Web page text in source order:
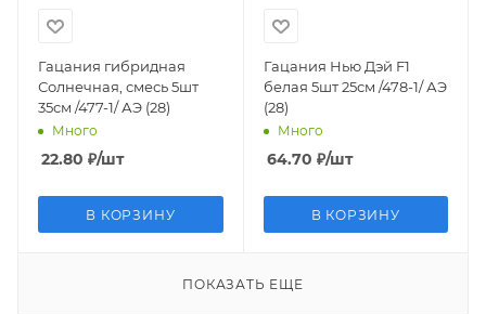
Гацания гибридная
Солнечная, смесь 5шт
35см /477-1/ АЭ (28)
Много
22.80 ₽/шт
В КОРЗИНУ
Гацания Нью Дэй F1
белая 5шт 25см /478-1/ АЭ
(28)
Много
64.70 ₽/шт
В КОРЗИНУ
ПОКАЗАТЬ ЕЩЕ